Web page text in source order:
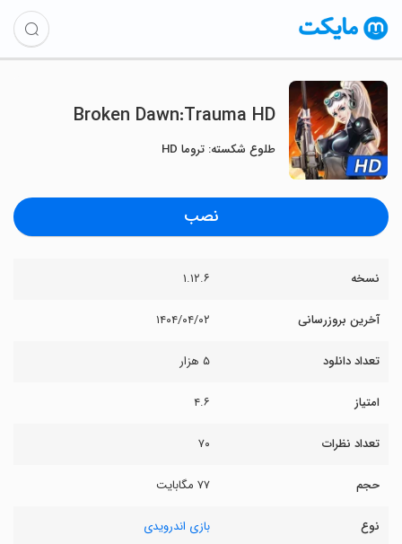
Broken Dawn:Trauma HD
طلوع شکسته: تروما HD
نصب
نسخه ۱.۱۲.۶
آخرین بروزرسانی ۱۴۰۴/۰۴/۰۲
تعداد دانلود ۵ هزار
امتیاز ۴.۶
تعداد نظرات ۷۰
حجم ۷۷ مگابایت
نوع بازی اندرویدی